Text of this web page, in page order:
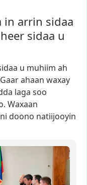
in arrin sidaa
sidaa u
u muhiim ah
Gaarahaan waxay
laga soo
Waxaan
doono natiijooyin